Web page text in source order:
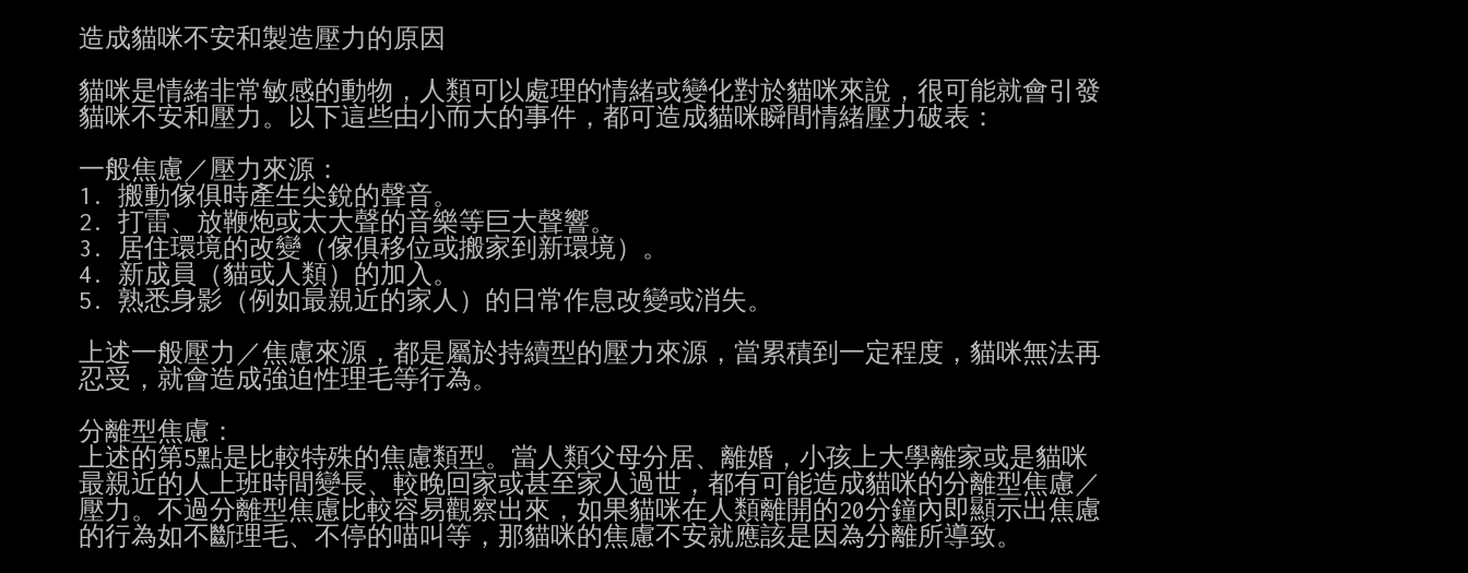
造成貓咪不安和製造壓力的原因
貓咪是情緒非常敏感的動物，人類可以處理的情緒或變化對於貓咪來說，很可能就會引發
貓咪不安和壓力。以下這些由小而大的事件，都可造成貓咪瞬間情緒壓力破表：
一般焦慮／壓力來源：
1. 搬動傢俱時產生尖銳的聲音。
2. 打雷、放鞭炮或太大聲的音樂等巨大聲響。
3. 居住環境的改變（傢俱移位或搬家到新環境）。
4. 新成員（貓或人類）的加入。
5. 熟悉身影（例如最親近的家人）的日常作息改變或消失。
上述一般壓力／焦慮來源，都是屬於持續型的壓力來源，當累積到一定程度，貓咪無法再
忍受，就會造成強迫性理毛等行為。
分離型焦慮：
上述的第5點是比較特殊的焦慮類型。當人類父母分居、離婚，小孩上大學離家或是貓咪
最親近的人上班時間變長、較晚回家或甚至家人過世，都有可能造成貓咪的分離型焦慮／
壓力。不過分離型焦慮比較容易觀察出來，如果貓咪在人類離開的20分鐘內即顯示出焦慮
的行為如不斷理毛、不停的喵叫等，那貓咪的焦慮不安就應該是因為分離所導致。